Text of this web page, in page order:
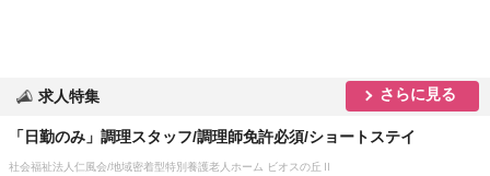
求人特集 さらに見る
「日勤のみ」調理スタッフ/調理師免許必須/ショートステイ
社会福祉法人仁風会/地域密着型特別養護老人ホーム ビオスの丘Ⅱ